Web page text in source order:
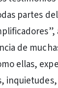
partes
de
ellas,